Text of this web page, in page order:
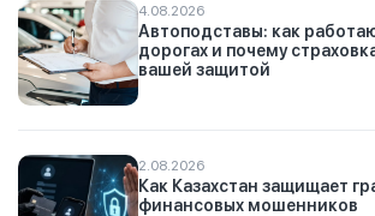
4.08.2026
Автоподставы: как
дорогах и почему
вашей защитой
2.08.2026
Как Казахстан защищает
финансовых мошенников